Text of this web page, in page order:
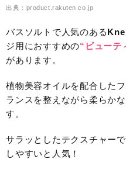
出典：product.rakuten.co.jp
バスソルトで人気のある
ジ用におすすめの“ビューテ
があります。
植物美容オイルを配合した
ランスを整えながら柔らか
す。
サラッとしたテクスチャー
しやすいと人気！